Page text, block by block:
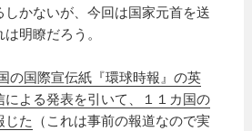
かないが、今回は国家元首を送
明瞭だろう。
の国際宣伝紙『環球時報』の英
よる発表を引いて、１１カ国の
じた （これは事前の報道なので実